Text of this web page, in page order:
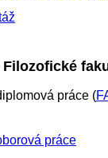
Filozofické
práce (
práce